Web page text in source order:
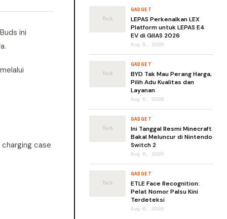
ini
charging case
GADGET
LEPAS Perkenalkan LEX
Platform untuk LEPAS E4
EV di GIIAS 2026
Aug 5, 2026
GADGET
BYD Tak Mau Perang Harga,
Pilih Adu Kualitas dan
Layanan
Aug 5, 2026
GADGET
Ini Tanggal Resmi Minecraft
Bakal Meluncur di Nintendo
Switch 2
Aug 6, 2026
GADGET
ETLE Face Recognition:
Pelat Nomor Palsu Kini
Terdeteksi
Aug 6, 2026